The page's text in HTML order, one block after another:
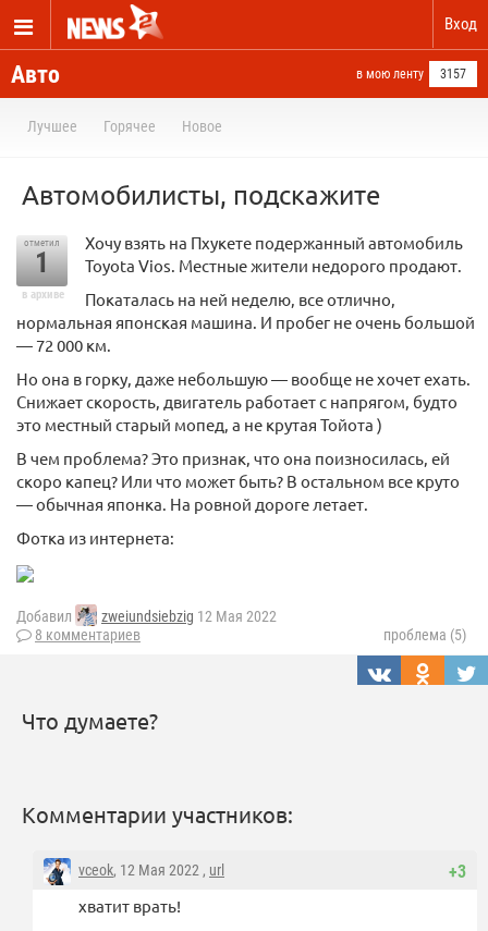
Вход
Авто в мою ленту 3157
Лучшее Горячее Новое
Автомобилисты, подскажите
отметил
1
в архиве
Хочу взять на Пхукете подержанный автомобиль
Toyota Vios. Местные жители недорого продают.
Покаталась на ней неделю, все отлично,
нормальная японская машина. И пробег не очень большой
— 72 000 км.
Но она в горку, даже небольшую — вообще не хочет ехать.
Снижает скорость, двигатель работает с напрягом, будто
это местный старый мопед, а не крутая Тойота )
В чем проблема? Это признак, что она поизносилась, ей
скоро капец? Или что может быть? В остальном все круто
— обычная японка. На ровной дороге летает.
Фотка из интернета:
Добавил zweiundsiebzig 12 Мая 2022
8 комментариев
проблема (5)
Что думаете?
Комментарии участников:
+3
vceok, 12 Мая 2022 , url
хватит врать!